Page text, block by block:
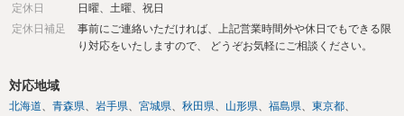
定休日
日曜、土曜、祝日
定休日補足
事前にご連絡いただければ、上記営業時間外や休日でもできる限
り対応をいたしますので、 どうぞお気軽にご相談ください。
対応地域
北海道 青森県 岩手県 宮城県 秋田県 山形県 福島県
東京都